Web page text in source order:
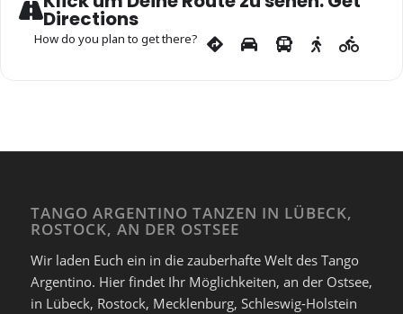
Directions
How do you plan to get there?
TANGO ARGENTINO TANZEN IN LÜBECK,
ROSTOCK, AN DER OSTSEE
Wir laden Euch ein in die zauberhafte Welt des Tango
Argentino. Hier findet Ihr Möglichkeiten, an der Ostsee,
in Lübeck, Rostock, Mecklenburg, Schleswig-Holstein